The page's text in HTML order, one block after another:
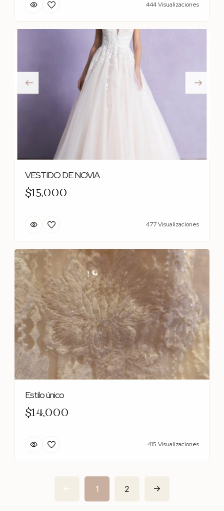
444 Visualizaciones
VESTIDO DE NOVIA
$15,000
477 Visualizaciones
Estilo único
$14,000
415 Visualizaciones
1 2